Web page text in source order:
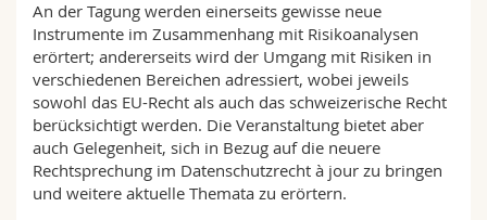
An der Tagung werden einerseits gewisse neue
Instrumente im Zusammenhang mit Risikoanalysen
erörtert; andererseits wird der Umgang mit Risiken in
verschiedenen Bereichen adressiert, wobei jeweils
sowohl das EU-Recht als auch das schweizerische Recht
berücksichtigt werden. Die Veranstaltung bietet aber
auch Gelegenheit, sich in Bezug auf die neuere
Rechtsprechung im Datenschutzrecht à jour zu bringen
und weitere aktuelle Themata zu erörtern.